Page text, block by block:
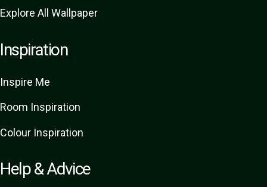
Explore All Wallpaper
Inspiration
Inspire Me
Room Inspiration
Colour Inspiration
Help & Advice